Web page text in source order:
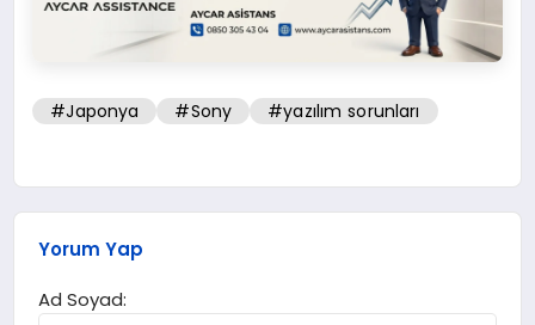
#Japonya #Sony #yazılım sorunları
Yorum Yap
Ad Soyad: